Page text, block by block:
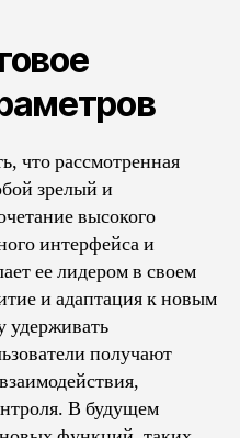
что рассмотренная
зрелый и
высокого
интерфейса и
ее лидером в своем
и адаптация к новым
удерживать
получают
В будущем